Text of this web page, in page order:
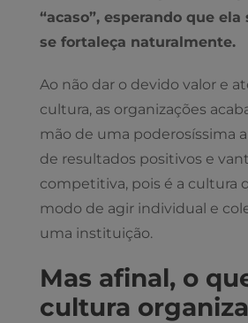
“acaso”, esperando que
se fortaleça naturalmente.
Ao não dar o devido valor e
cultura, as organizações
mão de uma poderosíssima
de resultados positivos e
competitiva, pois é a cultura
modo de agir individual e
uma instituição.
Mas afinal, o
cultura